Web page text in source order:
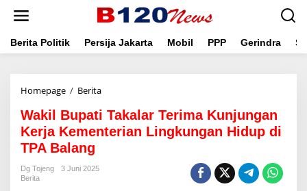
t
Berita Politik Persija Jakarta Mobil PPP Gerindra
Homepage / Berita
k
i
l
Wakil Bupati Takalar Terima Kunjungan
Kerja Kementerian Lingkungan Hidup di
TPA Balang
Dg Tojeng
3 Juni 2025
Berita